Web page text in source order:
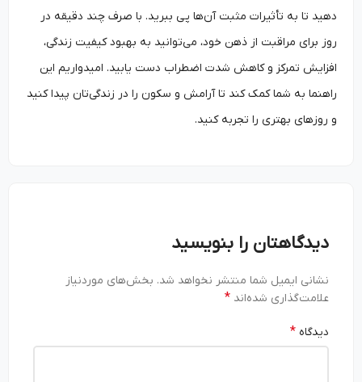
دهید تا به تأثیرات مثبت آن‌ها پی ببرید. با صرف چند دقیقه در
روز برای مراقبت از ذهن خود، می‌توانید به بهبود کیفیت زندگی،
افزایش تمرکز و کاهش شدت اضطراب دست یابید. امیدواریم این
راهنما به شما کمک کند تا آرامش و سکون را در زندگی‌تان پیدا کنید
و روزهای بهتری را تجربه کنید.
دیدگاهتان را بنویسید
نشانی ایمیل شما منتشر نخواهد شد. بخش‌های موردنیاز
علامت‌گذاری شده‌اند*
دیدگاه*